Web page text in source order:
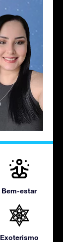
Bem-estar
Exoterismo